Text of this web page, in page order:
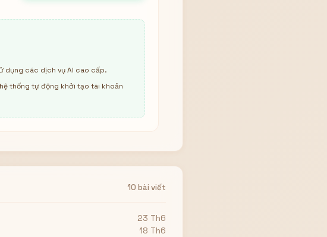
dụng các dịch vụ AI cao cấp.
thống tự động khởi tạo tài khoản
10 bài viết
23 Th6
18 Th6